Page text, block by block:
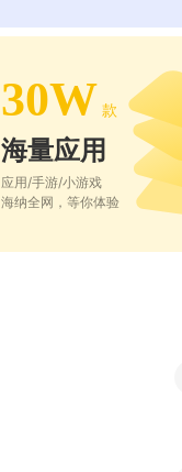
30W 款
海量应用
应用/手游/小游戏
海纳全网，等你体验